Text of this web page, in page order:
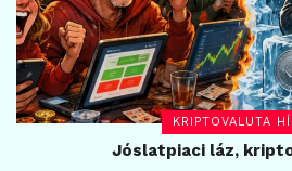
KRIPTOVALUTA
Jóslatpiaci láz,